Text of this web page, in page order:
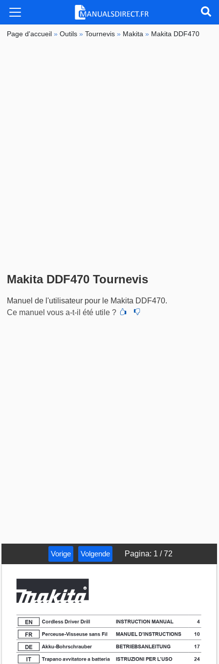
Page d'accueil »Outils »Tournevis » Makita » Makita DDF470
Makita DDF470 Tournevis
Manuel de l'utilisateur pour le Makita DDF470.
Ce manuel vous a-t-il été utile ?
Vorige Volgende Pagina: 1 /72